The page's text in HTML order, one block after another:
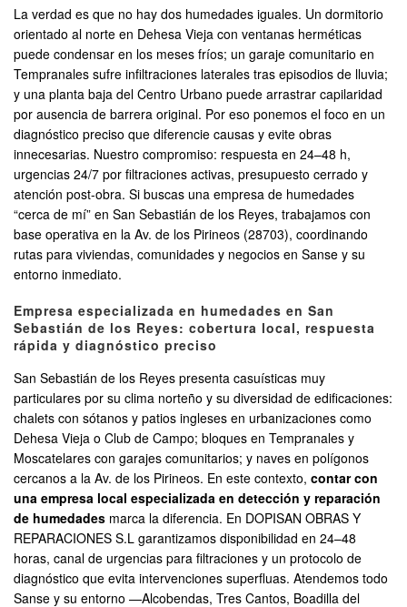
La verdad es que no hay dos humedades iguales. Un dormitorio
orientado al norte en Dehesa Vieja con ventanas herméticas
puede condensar en los meses fríos; un garaje comunitario en
Tempranales sufre infiltraciones laterales tras episodios de lluvia;
y una planta baja del Centro Urbano puede arrastrar capilaridad
por ausencia de barrera original. Por eso ponemos el foco en un
diagnóstico preciso que diferencie causas y evite obras
innecesarias. Nuestro compromiso: respuesta en 24–48 h,
urgencias 24/7 por filtraciones activas, presupuesto cerrado y
atención post-obra. Si buscas una empresa de humedades
“cerca de mí” en San Sebastián de los Reyes, trabajamos con
base operativa en la Av. de los Pirineos (28703), coordinando
rutas para viviendas, comunidades y negocios en Sanse y su
entorno inmediato.
Empresa especializada en humedades en San
Sebastián de los Reyes: cobertura local, respuesta
rápida y diagnóstico preciso
San Sebastián de los Reyes presenta casuísticas muy
particulares por su clima norteño y su diversidad de edificaciones:
chalets con sótanos y patios ingleses en urbanizaciones como
Dehesa Vieja o Club de Campo; bloques en Tempranales y
Moscatelares con garajes comunitarios; y naves en polígonos
cercanos a la Av. de los Pirineos. En este contexto, contar con
una empresa local especializada en detección y reparación
de humedades marca la diferencia. En DOPISAN OBRAS Y
REPARACIONES S.L garantizamos disponibilidad en 24–48
horas, canal de urgencias para filtraciones y un protocolo de
diagnóstico que evita intervenciones superfluas. Atendemos todo
Sanse y su entorno —Alcobendas, Tres Cantos, Boadilla del